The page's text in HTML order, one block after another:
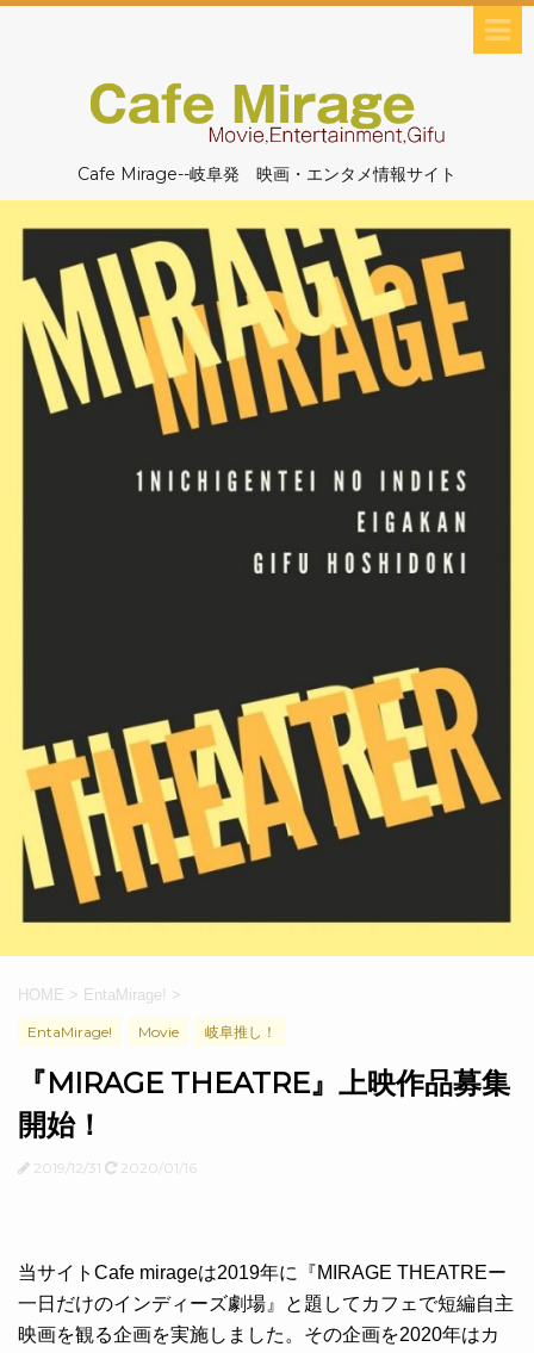
Cafe Mirage--岐阜発 映画・エンタメ情報サイト
HOME > EntaMirage! >
EntaMirage! Movie 岐阜推し！
『MIRAGE THEATRE』上映作品募集
開始！
2019/12/31 2020/01/16
当サイトCafe mirageは2019年に『MIRAGE THEATREー
一日だけのインディーズ劇場』と題してカフェで短編自主
映画を観る企画を実施しました。その企画を2020年はカ